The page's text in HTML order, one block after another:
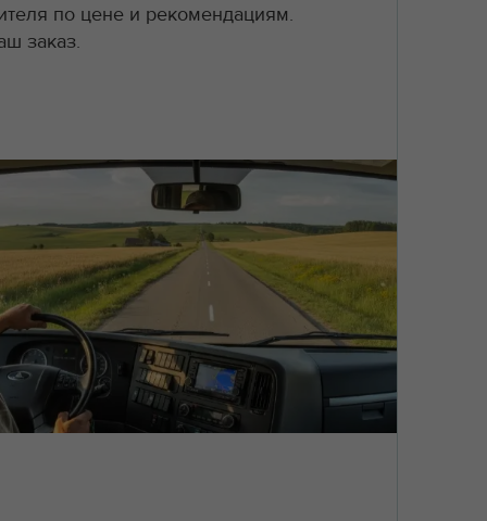
по цене и рекомендациям.
заказ.